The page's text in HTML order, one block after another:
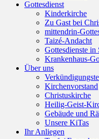
Gottesdienst
Kinderkirche
Zu Gast bei
mittendrin-
Taizé-Andacht
Gottesdienste in
Krankenhaus-
Über uns
Kirchenvorstand
Christuskirche
Heilig-Geist-
Gebäude und
Unsere KiTas
Ihr Anliegen